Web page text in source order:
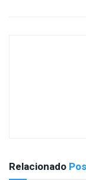
Relacionado